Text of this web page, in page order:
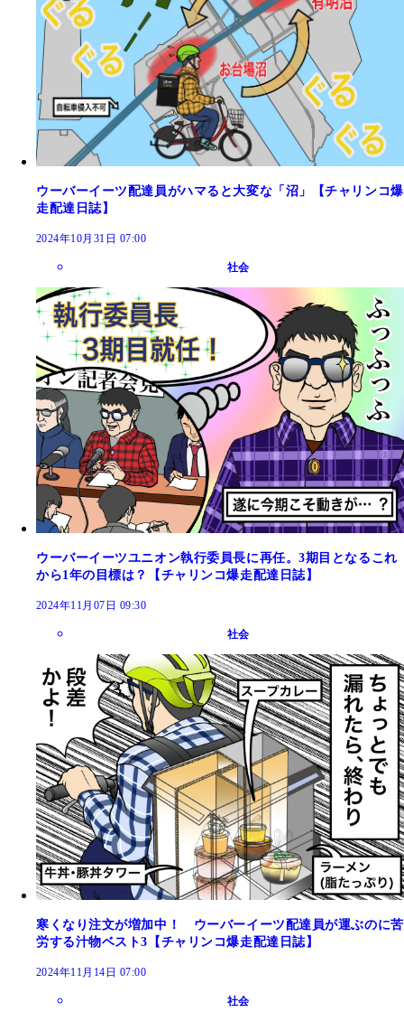
ウーバーイーツ配達員がハマると大変な「沼」【チャリンコ爆
走配達日誌】
2024年10月31日 07:00
社会
ウーバーイーツユニオン執行委員長に再任。3期目となるこれ
から1年の目標は？【チャリンコ爆走配達日誌】
2024年11月07日 09:30
社会
寒くなり注文が増加中！ ウーバーイーツ配達員が運ぶのに苦
労する汁物ベスト3【チャリンコ爆走配達日誌】
2024年11月14日 07:00
社会